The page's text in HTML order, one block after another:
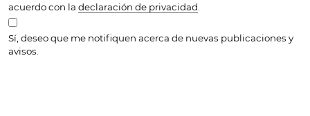
acuerdo con la declaración de privacidad
Sí, deseo que me notifiquen acerca de nuevas publicaciones y
avisos.